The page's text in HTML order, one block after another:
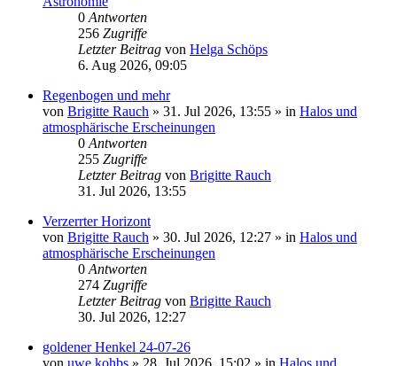
0 Antworten
256 Zugriffe
Letzter Beitrag von Helga Schöps
6. Aug 2026, 09:05
Regenbogen und mehr
von Brigitte Rauch » 31. Jul 2026, 13:55 » in Halos und
atmosphärische Erscheinungen
0 Antworten
255 Zugriffe
Letzter Beitrag von Brigitte Rauch
31. Jul 2026, 13:55
Verzerrter Horizont
von Brigitte Rauch » 30. Jul 2026, 12:27 » in Halos und
atmosphärische Erscheinungen
0 Antworten
274 Zugriffe
Letzter Beitrag von Brigitte Rauch
30. Jul 2026, 12:27
goldener Henkel 24-07-26